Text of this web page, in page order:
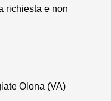
richiesta e non
Olona (VA)